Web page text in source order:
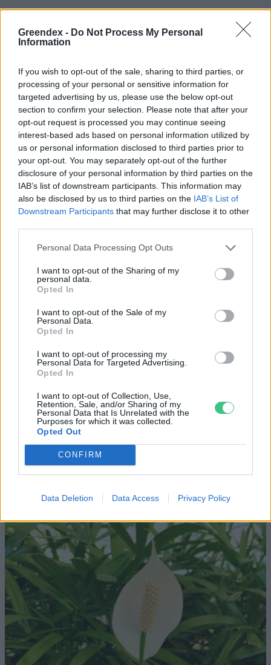
Greendex - Do Not Process My Personal
Information
If you wish to opt-out of the sale, sharing to third parties, or
processing of your personal or sensitive information for
targeted advertising by us, please use the below opt-out
section to confirm your selection. Please note that after your
opt-out request is processed you may continue seeing
interest-based ads based on personal information utilized by
us or personal information disclosed to third parties prior to
your opt-out. You may separately opt-out of the further
disclosure of your personal information by third parties on the
IAB’s list of downstream participants. This information may
also be disclosed by us to third parties on the IAB’s List of
Downstream Participants that may further disclose it to other
Personal Data Processing Opt Outs
I want to opt-out of the Sharing of my
personal data.
Opted In
I want to opt-out of the Sale of my
Personal Data.
Opted In
I want to opt-out of processing my
Personal Data for Targeted Advertising.
Opted In
I want to opt-out of Collection, Use,
Retention, Sale, and/or Sharing of my
Personal Data that Is Unrelated with the
Purposes for which it was collected.
Opted Out
CONFIRM
Data Deletion Data Access Privacy Policy
arborétum, amelyet érdemes
meglátogatni
ÉLŐ BOLYGÓNK
Holnapután
„Mindegy már, hogy milyen
Holnapután
Greendex 55:58
Greendex
Vitorlavirág – Így lesz gyönyörű
a te lakásodban is
ÉLŐ BOLYGÓNK Lonkay Márta 4 perc